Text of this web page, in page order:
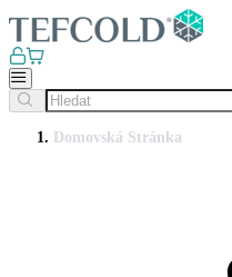
Domovská Stránka